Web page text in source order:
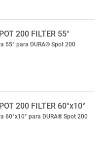
200 FILTER 55°
55° para DURA® Spot 200
200 FILTER 60°x10°
60°x10° para DURA® Spot 200